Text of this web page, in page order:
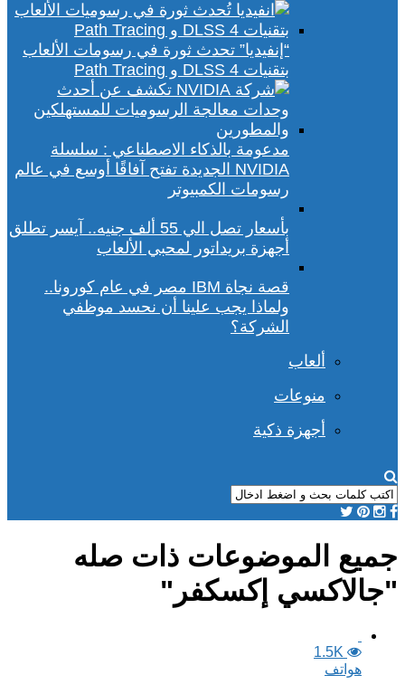
“إنفيديا” تحدث ثورة في رسومات الألعاب
بتقنيات DLSS 4 و Path Tracing
مدعومة بالذكاء الاصطناعي : سلسلة
NVIDIA الجديدة تفتح آفاقًا أوسع في عالم
رسومات الكمبيوتر
بأسعار تصل الي 55 ألف جنيه.. آيسر تطلق
أجهزة بريداتور لمحبي الألعاب
قصة نجاة IBM مصر في عام كورونا..
ولماذا يجب علينا أن نحسد موظفي
الشركة؟
ألعاب
منوعات
أجهزة ذكية
جميع الموضوعات ذات صله
"جالاكسي إكسكفر"
1.5K
هواتف